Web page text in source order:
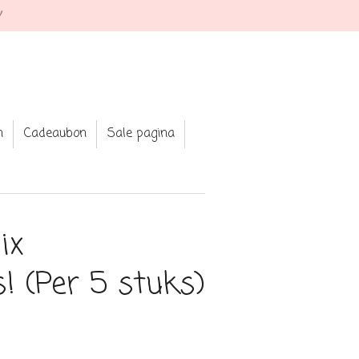
Cadeaubon Sale pagina
(Per 5 stuks)